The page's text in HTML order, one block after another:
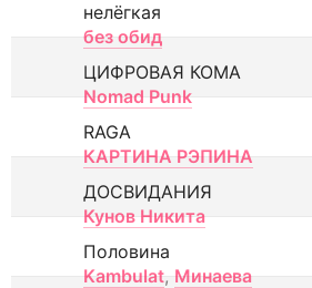
нелёгкая
без обид
ЦИФРОВАЯ КОМА
Nomad Punk
RAGA
КАРТИНА РЭПИНА
ДОСВИДАНИЯ
Кунов Никита
Половина
Kambulat, Минаева